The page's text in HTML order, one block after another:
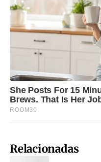
Relacionadas